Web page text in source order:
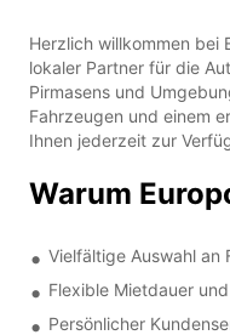
Herzlich willkommen bei
lokaler Partner für die
Pirmasens und
Fahrzeugen und einem
Ihnen jederzeit zur
Warum
Vielfältige Auswahl an
Flexible Mietdauer
Persönlicher